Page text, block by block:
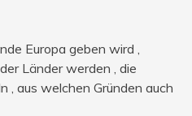
Europa geben wird ,
Länder werden , die
, aus welchen Gründen auch